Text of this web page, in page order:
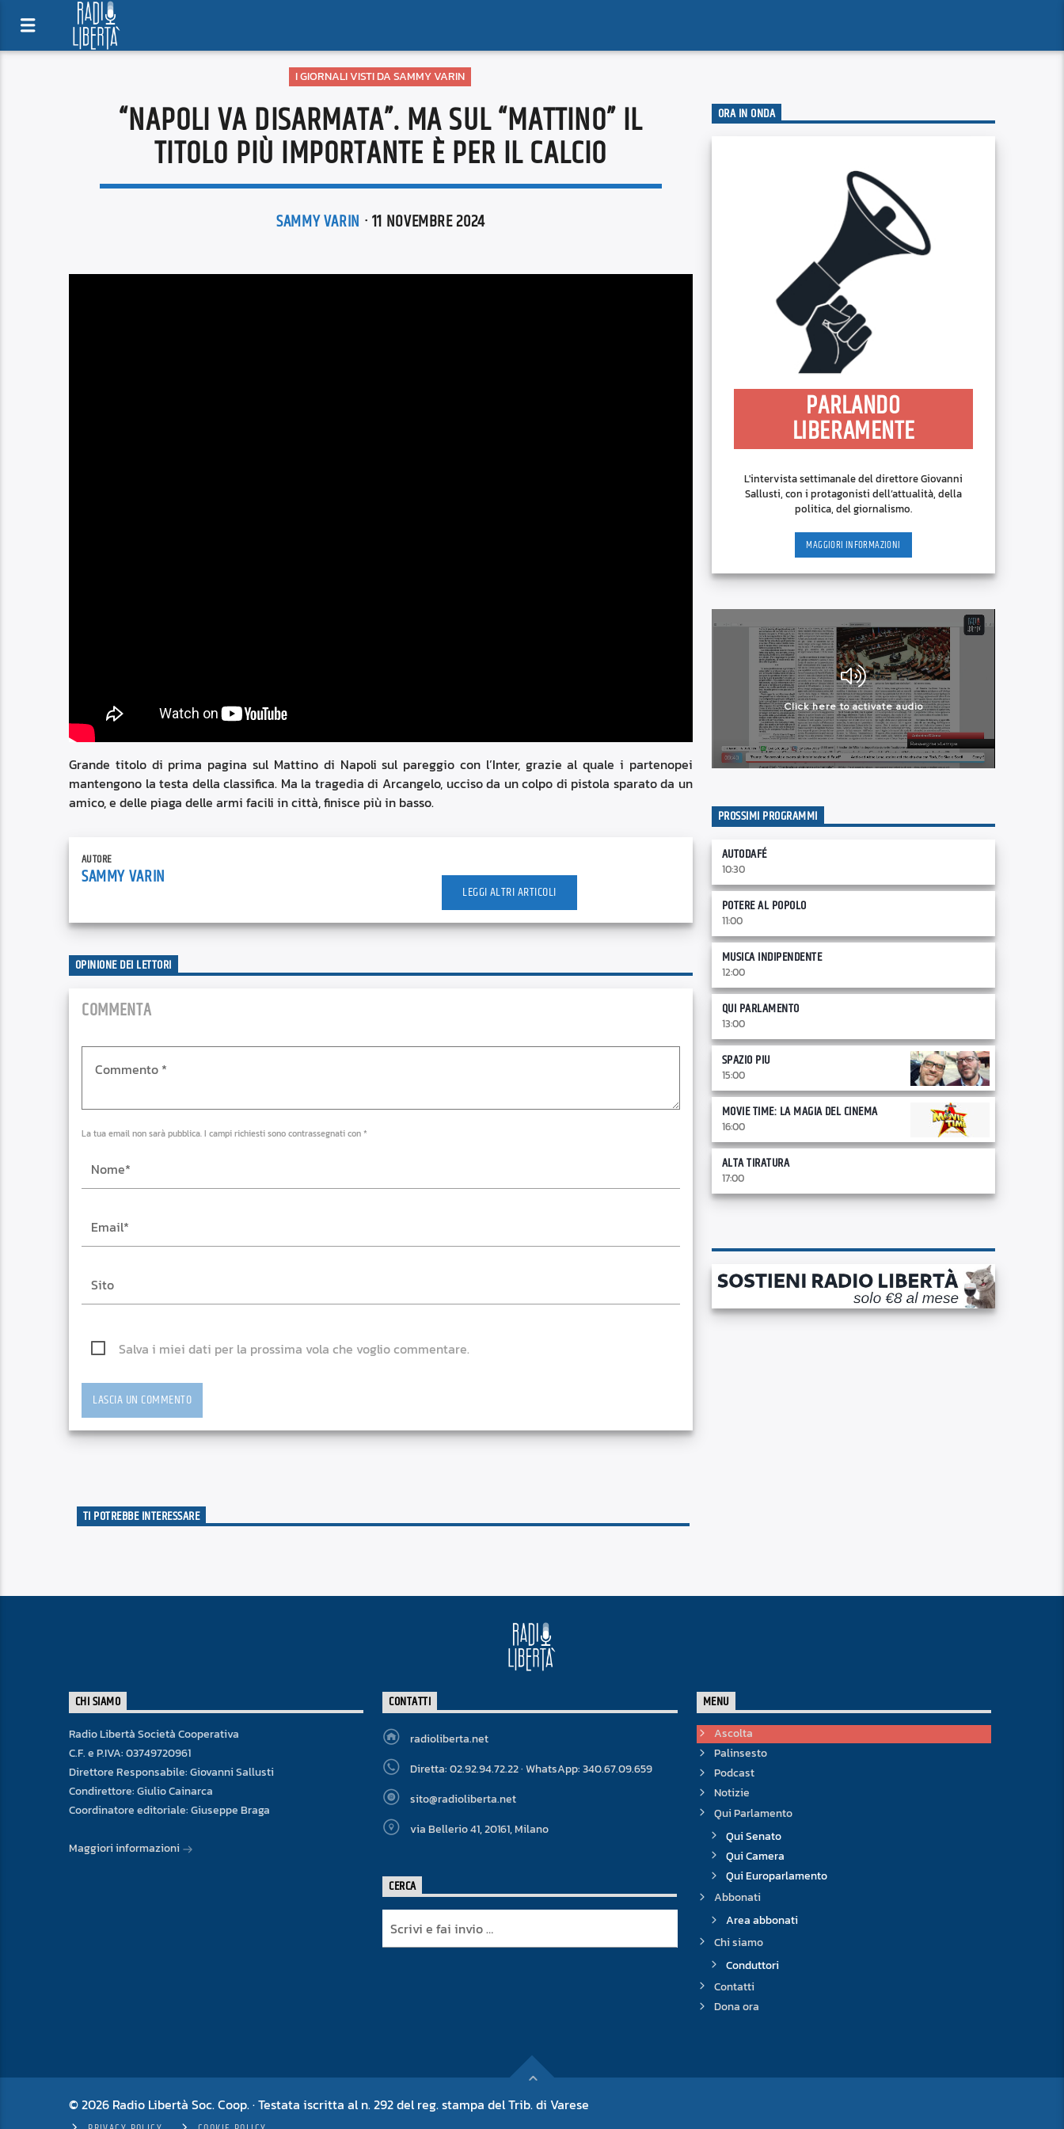
I GIORNALI VISTI DA SAMMY VARIN
“NAPOLI VA DISARMATA”. MA SUL “MATTINO” IL
TITOLO PIÙ IMPORTANTE È PER IL CALCIO
SAMMY VARIN · 11 NOVEMBRE 2024
Grande titolo di prima pagina sul Mattino di Napoli sul pareggio con l’Inter, grazie al quale i partenopei
mantengono la testa della classifica. Ma la tragedia di Arcangelo, ucciso da un colpo di pistola sparato da un
amico, e delle piaga delle armi facili in città, finisce più in basso.
AUTORE
SAMMY VARIN
LEGGI ALTRI ARTICOLI
OPINIONE DEI LETTORI
COMMENTA
La tua email non sarà pubblica. I campi richiesti sono contrassegnati con *
Salva i miei dati per la prossima vola che voglio commentare.
ORA IN ONDA
PARLANDO
LIBERAMENTE
L'intervista settimanale del direttore Giovanni
Sallusti, con i protagonisti dell’attualità, della
politica, del giornalismo.
MAGGIORI INFORMAZIONI
PROSSIMI PROGRAMMI
AUTODAFÉ
10:30
POTERE AL POPOLO
11:00
MUSICA INDIPENDENTE
12:00
QUI PARLAMENTO
13:00
SPAZIO PIU
15:00
MOVIE TIME: LA MAGIA DEL CINEMA
16:00
ALTA TIRATURA
17:00
TI POTREBBE INTERESSARE
CHI SIAMO
Radio Libertà Società Cooperativa
C.F. e P.IVA: 03749720961
Direttore Responsabile: Giovanni Sallusti
Condirettore: Giulio Cainarca
Coordinatore editoriale: Giuseppe Braga
Maggiori informazioni
CONTATTI
radioliberta.net
Diretta: 02.92.94.72.22 · WhatsApp: 340.67.09.659
sito@radioliberta.net
via Bellerio 41, 20161, Milano
MENU
Ascolta
Palinsesto
Podcast
Notizie
Qui Parlamento
Qui Senato
Qui Camera
Qui Europarlamento
Abbonati
Area abbonati
Chi siamo
Conduttori
Contatti
Dona ora
CERCA
© 2026 Radio Libertà Soc. Coop. · Testata iscritta al n. 292 del reg. stampa del Trib. di Varese